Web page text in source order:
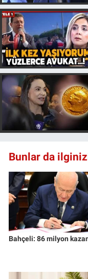
Bunlar da
Bahçeli: 86 milyon